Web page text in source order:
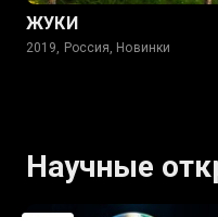
ЖУКИ
2019, Россия, Новинки
Научные